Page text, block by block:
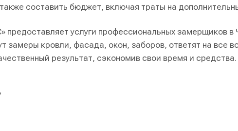
составить бюджет, включая траты на
предоставляет услуги профессиональных замерщиков
замеры кровли, фасада, окон, заборов, ответят на все
результат, сэкономив свои время и средства.